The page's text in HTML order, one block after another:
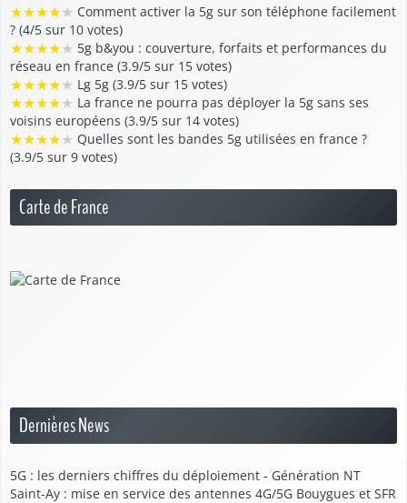
★★★★★ Comment activer la 5g sur son téléphone facilement
? (4/5 sur 10 votes)
★★★★★ 5g b&you : couverture, forfaits et performances du
réseau en france (3.9/5 sur 15 votes)
★★★★★ Lg 5g (3.9/5 sur 15 votes)
★★★★★ La france ne pourra pas déployer la 5g sans ses
voisins européens (3.9/5 sur 14 votes)
★★★★★ Quelles sont les bandes 5g utilisées en france ?
(3.9/5 sur 9 votes)
Carte de France
Dernières News
5G : les derniers chiffres du déploiement - Génération NT
Saint-Ay : mise en service des antennes 4G/5G Bouygues et SFR